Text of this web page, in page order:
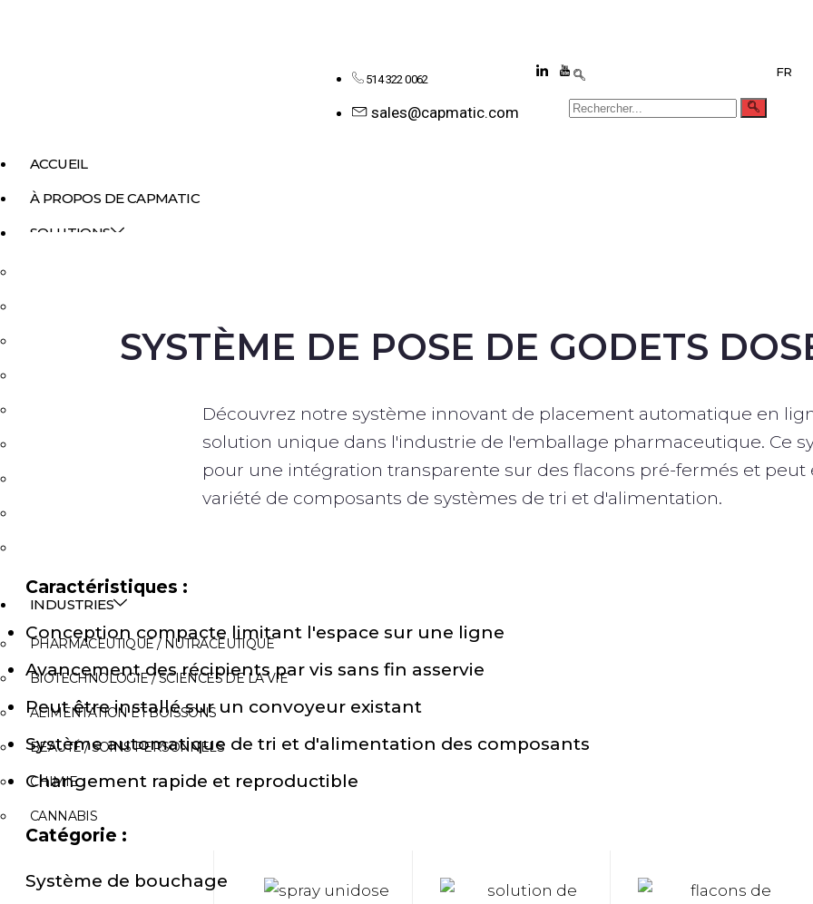
514 322 0062
sales@capmatic.com
FR
ACCUEIL
À PROPOS DE CAPMATIC
SOLUTIONS
DOSAGE DE SOLIDES
INDUSTRIES
PHARMACEUTIQUE / NUTRACEUTIQUE
BIOTECHNOLOGIE / SCIENCES DE LA VIE
ALIMENTATION ET BOISSONS
BEAUTÉ / SOINS PERSONNELS
CHIMIE
CANNABIS
SYSTÈME DE POSE DE GODETS
Découvrez notre système innovant de placement automatique en
solution unique dans l'industrie de l'emballage pharmaceutique. Ce
pour une intégration transparente sur des flacons pré-fermés et peut
variété de composants de systèmes de tri et d'alimentation.
Caractéristiques :
Conception compacte limitant l'espace sur une ligne
Avancement des récipients par vis sans fin asservie
Peut être installé sur un convoyeur existant
Système automatique de tri et d'alimentation des composants
Changement rapide et reproductible
Catégorie :
Système de bouchage